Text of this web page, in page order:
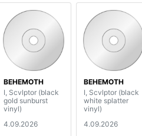
BEHEMOTH
I, Scvlptor (black
gold sunburst
vinyl)
4.09.2026
BEHEMOTH
I, Scvlptor (black
white splatter
vinyl)
4.09.2026